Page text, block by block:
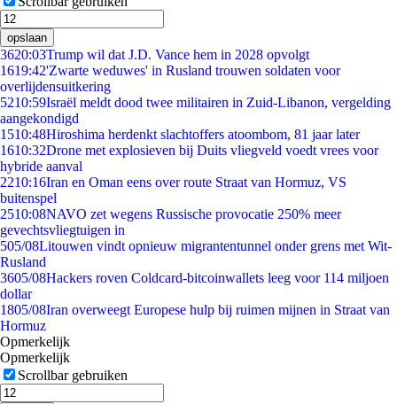
opslaan
3620:03Trump wil dat J.D. Vance hem in 2028 opvolgt
1619:42'Zwarte weduwes' in Rusland trouwen soldaten voor
overlijdensuitkering
5210:59Israël meldt dood twee militairen in Zuid-Libanon, vergelding
aangekondigd
1510:48Hiroshima herdenkt slachtoffers atoombom, 81 jaar later
1610:32Drone met explosieven bij Duits vliegveld voedt vrees voor
hybride aanval
2210:16Iran en Oman eens over route Straat van Hormuz, VS
buitenspel
2510:08NAVO zet wegens Russische provocatie 250% meer
gevechtsvliegtuigen in
505/08Litouwen vindt opnieuw migrantentunnel onder grens met Wit-
Rusland
3605/08Hackers roven Coldcard-bitcoinwallets leeg voor 114 miljoen
dollar
1805/08Iran overweegt Europese hulp bij ruimen mijnen in Straat van
Hormuz
Opmerkelijk
Opmerkelijk
Scrollbar gebruiken